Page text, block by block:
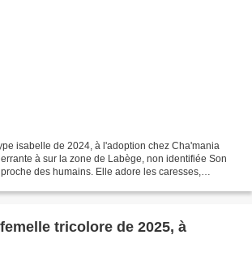
isabelle de 2024, à l'adoption chez Cha'mania
à sur la zone de Labège, non identifiée Son
des humains. Elle adore les caresses,
tricolore de 2025, à